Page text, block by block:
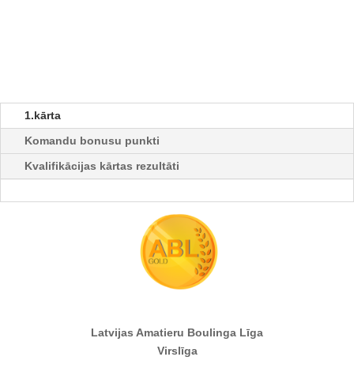
1.kārta
Komandu bonusu punkti
Kvalifikācijas kārtas rezultāti
Latvijas Amatieru Boulinga Līga
Virslīga